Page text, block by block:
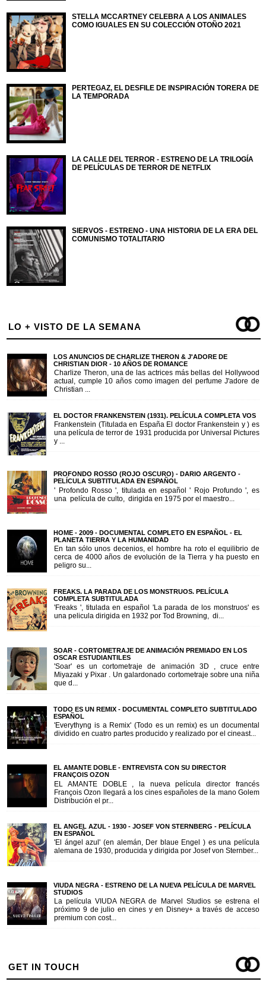
STELLA MCCARTNEY CELEBRA A LOS ANIMALES
COMO IGUALES EN SU COLECCIÓN OTOÑO 2021
PERTEGAZ, EL DESFILE DE INSPIRACIÓN TORERA DE
LA TEMPORADA
LA CALLE DEL TERROR - ESTRENO DE LA TRILOGÍA
DE PELÍCULAS DE TERROR DE NETFLIX
SIERVOS - ESTRENO - UNA HISTORIA DE LA ERA DEL
COMUNISMO TOTALITARIO
LO + VISTO DE LA SEMANA
LOS ANUNCIOS DE CHARLIZE THERON & J'ADORE DE
CHRISTIAN DIOR - 10 AÑOS DE ROMANCE
Charlize Theron, una de las actrices más bellas del Hollywood
actual, cumple 10 años como imagen del perfume J'adore de
Christian ...
EL DOCTOR FRANKENSTEIN (1931). PELÍCULA COMPLETA VOS
Frankenstein (Titulada en España El doctor Frankenstein y ) es
una película de terror de 1931 producida por Universal Pictures
y ...
PROFONDO ROSSO (ROJO OSCURO) - DARIO ARGENTO -
PELÍCULA SUBTITULADA EN ESPAÑOL
' Profondo Rosso ', titulada en español ' Rojo Profundo ', es
una película de culto, dirigida en 1975 por el maestro...
HOME - 2009 - DOCUMENTAL COMPLETO EN ESPAÑOL - EL
PLANETA TIERRA Y LA HUMANIDAD
En tan sólo unos decenios, el hombre ha roto el equilibrio de
cerca de 4000 años de evolución de la Tierra y ha puesto en
peligro su...
FREAKS. LA PARADA DE LOS MONSTRUOS. PELÍCULA
COMPLETA SUBTITULADA
'Freaks ', titulada en español 'La parada de los monstruos' es
una pelicula dirigida en 1932 por Tod Browning, di...
SOAR - CORTOMETRAJE DE ANIMACIÓN PREMIADO EN LOS
OSCAR ESTUDIANTILES
'Soar' es un cortometraje de animación 3D , cruce entre
Miyazaki y Pixar . Un galardonado cortometraje sobre una niña
que d...
TODO ES UN REMIX - DOCUMENTAL COMPLETO SUBTITULADO
ESPAÑOL
'Everythyng is a Remix' (Todo es un remix) es un documental
dividido en cuatro partes producido y realizado por el cineast...
EL AMANTE DOBLE - ENTREVISTA CON SU DIRECTOR
FRANÇOIS OZON
EL AMANTE DOBLE , la nueva película director francés
François Ozon llegará a los cines españoles de la mano Golem
Distribución el pr...
EL ANGEL AZUL - 1930 - JOSEF VON STERNBERG - PELÍCULA
EN ESPAÑOL
'El ángel azul' (en alemán, Der blaue Engel ) es una película
alemana de 1930, producida y dirigida por Josef von Sternber...
VIUDA NEGRA - ESTRENO DE LA NUEVA PELÍCULA DE MARVEL
STUDIOS
La película VIUDA NEGRA de Marvel Studios se estrena el
próximo 9 de julio en cines y en Disney+ a través de acceso
premium con cost...
GET IN TOUCH